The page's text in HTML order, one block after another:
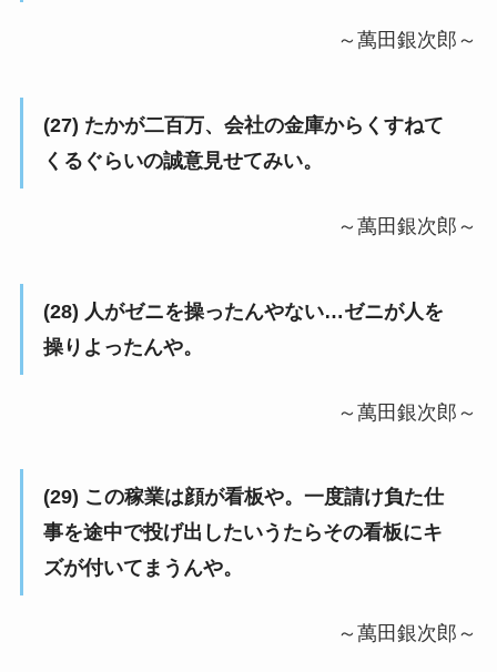
～萬田銀次郎～
(27) たかが二百万、会社の金庫からくすねて
くるぐらいの誠意見せてみい。
～萬田銀次郎～
(28) 人がゼニを操ったんやない…ゼニが人を
操りよったんや。
～萬田銀次郎～
(29) この稼業は顔が看板や。一度請け負た仕
事を途中で投げ出したいうたらその看板にキ
ズが付いてまうんや。
～萬田銀次郎～